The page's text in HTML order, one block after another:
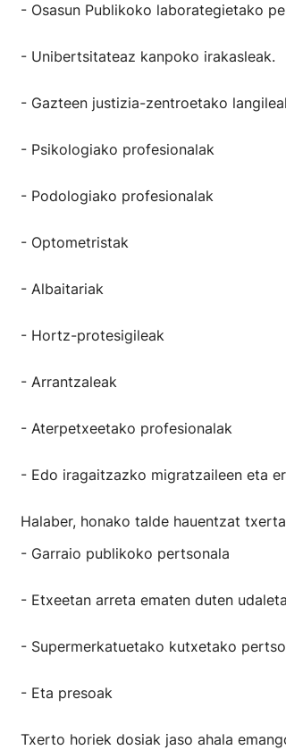
- Osasun Publikoko laborategietako
- Unibertsitateaz kanpoko irakasleak.
- Gazteen justizia-zentroetako
- Psikologiako profesionalak
- Podologiako profesionalak
- Optometristak
- Albaitariak
- Hortz-protesigileak
- Arrantzaleak
- Aterpetxeetako profesionalak
- Edo iragaitzazko migratzaileen eta
Halaber, honako talde hauentzat
- Garraio publikoko pertsonala
- Etxeetan arreta ematen duten
- Supermerkatuetako kutxetako
- Eta presoak
Txerto horiek dosiak jaso ahala